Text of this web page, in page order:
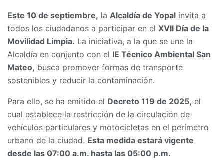
Este 10 de septiembre, la Alcaldía de Yopal invita a
todos los ciudadanos a participar en el XVII Día de la
Movilidad Limpia. La iniciativa, a la que se une la
Alcaldía en conjunto con el IE Técnico Ambiental San
Mateo, busca promover formas de transporte
sostenibles y reducir la contaminación.
Para ello, se ha emitido el Decreto 119 de 2025, el
cual establece la restricción de la circulación de
vehículos particulares y motocicletas en el perímetro
urbano de la ciudad. Esta medida estará vigente
desde las 07:00 a.m. hasta las 05:00 p.m.